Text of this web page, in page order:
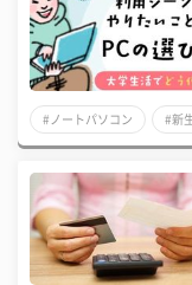
#ノートパソコン #新